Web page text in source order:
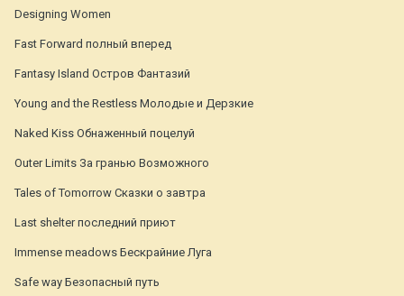
Designing Women
Fast Forward полный вперед
Fantasy Island Остров Фантазий
Young and the Restless Молодые и Дерзкие
Naked Kiss Обнаженный поцелуй
Outer Limits За гранью Возможного
Tales of Tomorrow Сказки о завтра
Last shelter последний приют
Immense meadows Бескрайние Луга
Safe way Безопасный путь